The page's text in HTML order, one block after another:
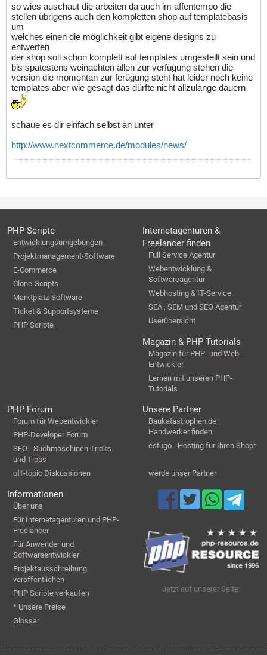
so wies auschaut die arbeiten da auch im affentempo die
stellen übrigens auch den kompletten shop auf templatebasis
um
welches einen die möglichkeit gibt eigene designs zu
entwerfen
der shop soll schon komplett auf templates umgestellt sein und
bis spätestens weinachten allen zur verfügung stehen die
version die momentan zur ferügung steht hat leider noch keine
templates aber wie gesagt das dürfte nicht allzulange dauern
schaue es dir einfach selbst an unter
http://www.nextcommerce.de/modules/news/
PHP Scripte
Entwicklungsumgebungen
Projektmanagement-Software
E-Commerce
Clone-Scripts
Marktplatz-Software
Ticket & Supportsysteme
PHP Scripte
Internetagenturen &
Freelancer finden
Full Service Agentur
Webentwicklung &
Softwareagentur
Webhosting & IT-Service
SEA , SEM und SEO Agentur
Userübersicht
Magazin & PHP Tutorials
Magazin für PHP- und Web-
Entwickler
Lernen mit unseren PHP-
Tutorials
PHP Forum
Forum für Webentwickler
PHP-Developer Forum
SEO - Suchmaschinen Tricks
und Tipps
off-topic Diskussionen
Unsere Partner
Baukatastrophen.de |
Handwerker finden
estugo - Hosting für Ihren Shopr
werde unser Partner
Informationen
Über uns
Für Internetagenturen und PHP-
Freelancer
Für Anwender und
Softwareentwickler
Projektausschreibung
veröffentlichen
PHP Scripte verkaufen
* Unsere Preise
Glossar
Jetzt auf unserer Seite: